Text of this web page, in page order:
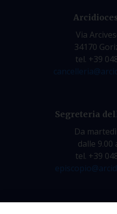
Via
34170
tel. +39
Segreteria
Da
dalle 9.00
tel. +39